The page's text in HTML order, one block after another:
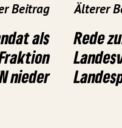
Beitrag
als
nieder
Älterer
Rede